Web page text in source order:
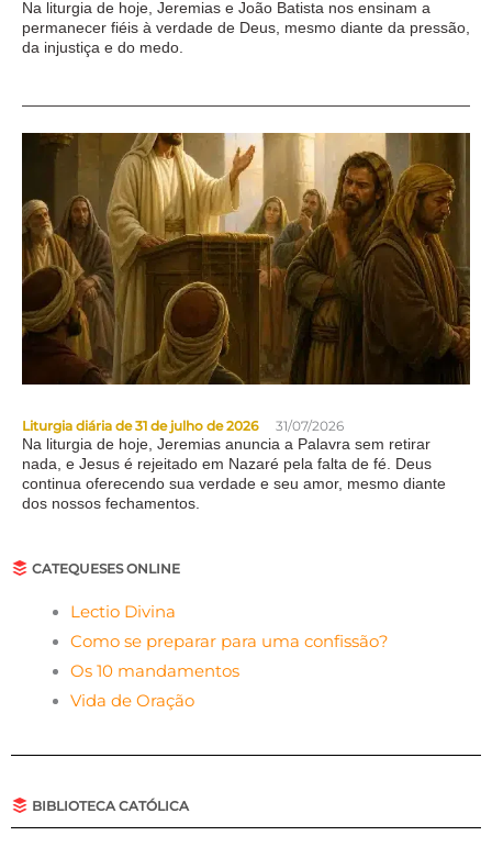
Na liturgia de hoje, Jeremias e João Batista nos ensinam a
permanecer fiéis à verdade de Deus, mesmo diante da pressão,
da injustiça e do medo.
Liturgia diária de 31 de julho de 2026 31/07/2026
Na liturgia de hoje, Jeremias anuncia a Palavra sem retirar
nada, e Jesus é rejeitado em Nazaré pela falta de fé. Deus
continua oferecendo sua verdade e seu amor, mesmo diante
dos nossos fechamentos.
CATEQUESES ONLINE
Lectio Divina
Como se preparar para uma confissão?
Os 10 mandamentos
Vida de Oração
BIBLIOTECA CATÓLICA